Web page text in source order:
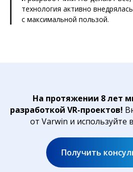
технология активно
с максимальной пользой.
На протяжении 8 лет
разработкой VR-проектов!
от Varwin и используйте
Получить